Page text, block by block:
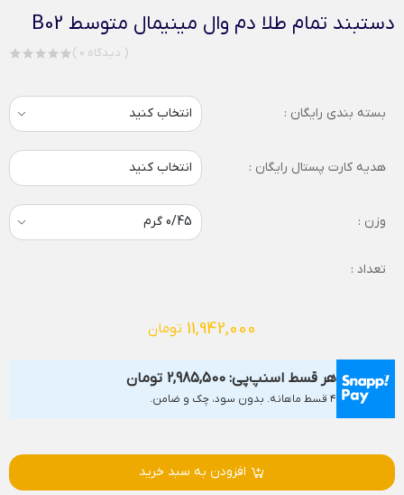
دستبند تمام طلا دم وال مینیمال متوسط B02
( 0 دیدگاه )
بسته بندی رایگان :
هدیه کارت پستال رایگان : انتخاب کنید
وزن :
تعداد :
11,942,000 تومان
هر قسط اسنپ‌پی: 2,985,500 تومان
۴ قسط ماهانه. بدون سود، چک و ضامن.
افزودن به سبد خرید